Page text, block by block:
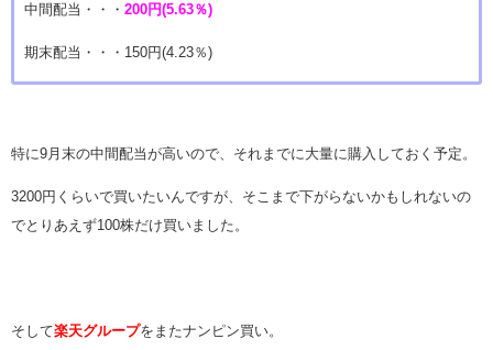
中間配当・・・ 200円(5.63％)
期末配当・・・150円(4.23％)
特に9月末の中間配当が高いので、それまでに大量に購入しておく予定。
3200円くらいで買いたいんですが、そこまで下がらないかもしれないの
でとりあえず100株だけ買いました。
そして楽天グループをまたナンピン買い。